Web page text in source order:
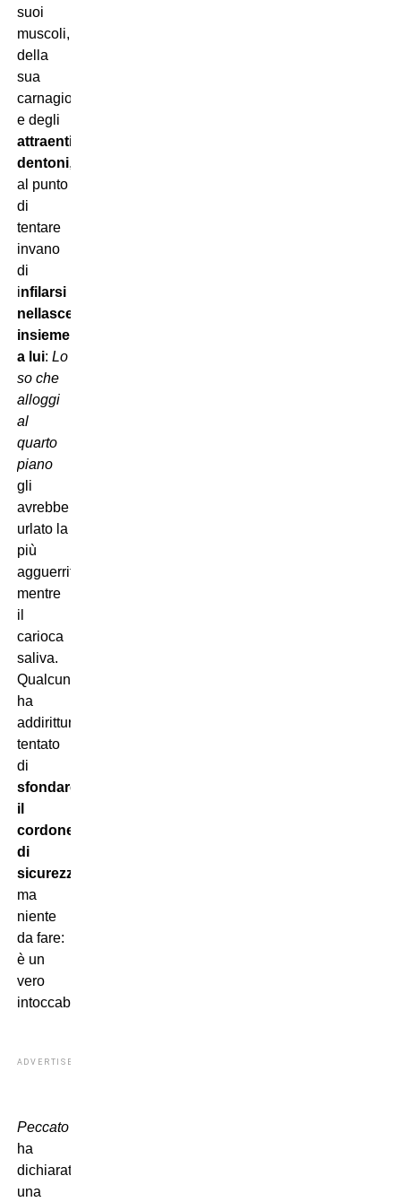
suoi
muscoli,
della
sua
carnagione
e degli
attraenti
dentoni,
al punto
di
tentare
invano
di
infilarsi
nellascensore
insieme
a lui:  Lo
so che
alloggi
al
quarto
piano
gli
avrebbe
urlato la
più
agguerrita
mentre
il
carioca
saliva.
Qualcuna
ha
addirittura
tentato
di
sfondare
il
cordone
di
sicurezza
ma
niente
da fare:
è un
vero
intoccabile!
ADVERTISEMENT
Peccato
ha
dichiarato
una